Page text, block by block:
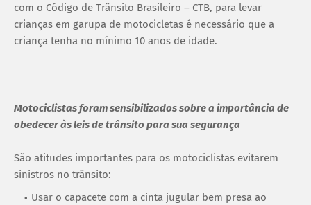
com o Código de Trânsito Brasileiro – CTB, para levar
crianças em garupa de motocicletas é necessário que a
criança tenha no mínimo 10 anos de idade.
Motociclistas foram sensibilizados sobre a importância de
obedecer às leis de trânsito para sua segurança
São atitudes importantes para os motociclistas evitarem
sinistros no trânsito:
Usar o capacete com a cinta jugular bem presa ao